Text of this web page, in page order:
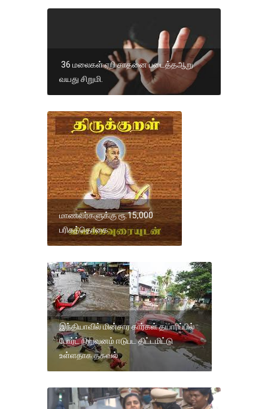
36 மலைகள் ஏறி சாதனை படைத்தஆறு
வயது சிறுமி.
மாணவர்களுக்கு ரூ.15,000
பரிசுத்தொகை
இந்தியாவில் மின்சார கார்கள் தயாரிப்பில்
போர்ட் நிறுவனம் ஈடுபட திட்டமிட்டு
உள்ளதாக தகவல்